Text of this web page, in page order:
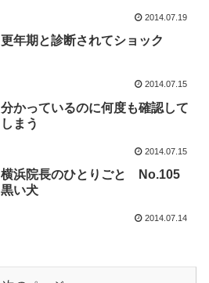
2014.07.19
更年期と診断されてショック
2014.07.15
分かっているのに何度も確認して
しまう
2014.07.15
横浜院長のひとりごと No.105
黒い犬
2014.07.14